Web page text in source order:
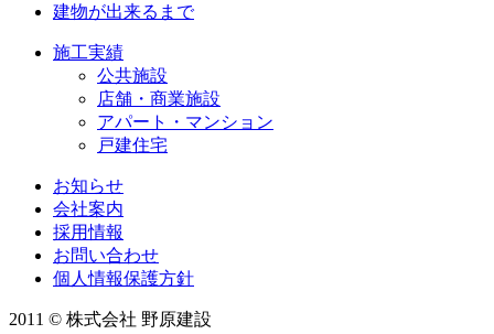
建物が出来るまで
施工実績
公共施設
店舗・商業施設
アパート・マンション
戸建住宅
お知らせ
会社案内
採用情報
お問い合わせ
個人情報保護方針
2011 © 株式会社 野原建設